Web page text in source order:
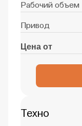
Рабочий объем
Привод
Цена от
Техно